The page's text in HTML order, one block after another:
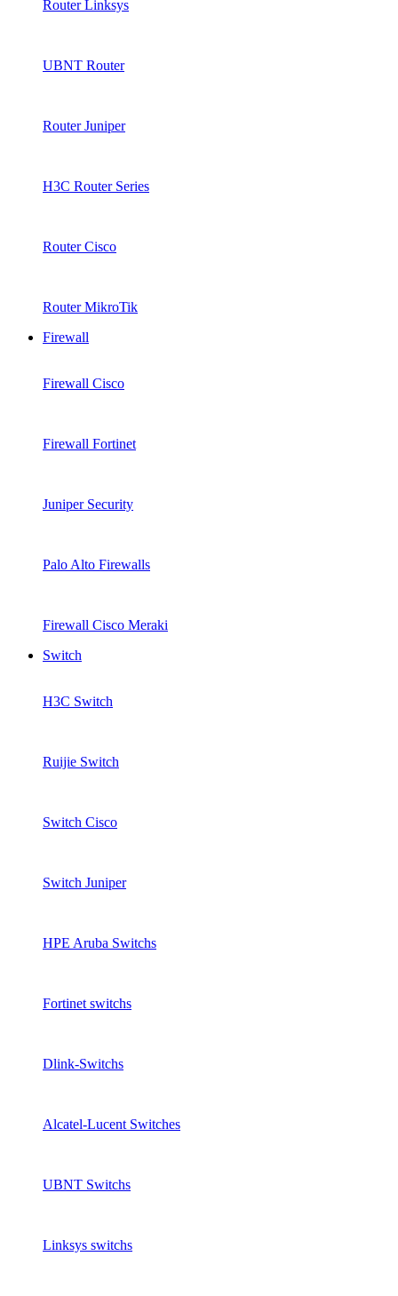
Router Linksys
UBNT Router
Router Juniper
H3C Router Series
Router Cisco
Router MikroTik
Firewall
Firewall Cisco
Firewall Fortinet
Juniper Security
Palo Alto Firewalls
Firewall Cisco Meraki
Switch
H3C Switch
Ruijie Switch
Switch Cisco
Switch Juniper
HPE Aruba Switchs
Fortinet switchs
Dlink-Switchs
Alcatel-Lucent Switches
UBNT Switchs
Linksys switchs